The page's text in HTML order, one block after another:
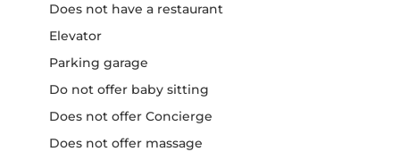
Does not have a restaurant
Elevator
Parking garage
Do not offer baby sitting
Does not offer Concierge
Does not offer massage